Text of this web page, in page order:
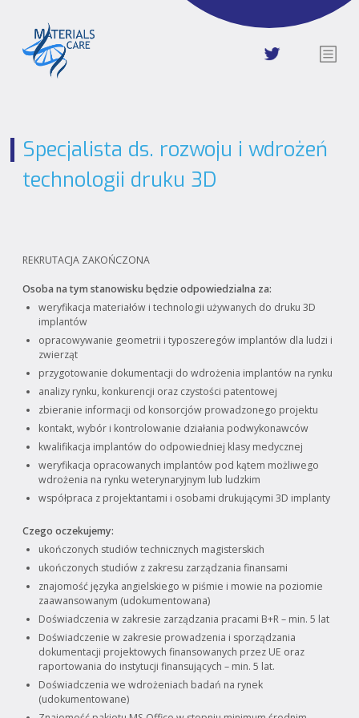
Specjalista ds. rozwoju i wdrożeń
technologii druku 3D
REKRUTACJA ZAKOŃCZONA
Osoba na tym stanowisku będzie odpowiedzialna za:
weryfikacja materiałów i technologii używanych do druku 3D
implantów
opracowywanie geometrii i typoszeregów implantów dla ludzi i
zwierząt
przygotowanie dokumentacji do wdrożenia implantów na rynku
analizy rynku, konkurencji oraz czystości patentowej
zbieranie informacji od konsorcjów prowadzonego projektu
kontakt, wybór i kontrolowanie działania podwykonawców
kwalifikacja implantów do odpowiedniej klasy medycznej
weryfikacja opracowanych implantów pod kątem możliwego
wdrożenia na rynku weterynaryjnym lub ludzkim
współpraca z projektantami i osobami drukującymi 3D implanty
Czego oczekujemy:
ukończonych studiów technicznych magisterskich
ukończonych studiów z zakresu zarządzania finansami
znajomość języka angielskiego w piśmie i mowie na poziomie
zaawansowanym (udokumentowana)
Doświadczenia w zakresie zarządzania pracami B+R – min. 5 lat
Doświadczenie w zakresie prowadzenia i sporządzania
dokumentacji projektowych finansowanych przez UE oraz
raportowania do instytucji finansujących – min. 5 lat.
Doświadczenia we wdrożeniach badań na rynek
(udokumentowane)